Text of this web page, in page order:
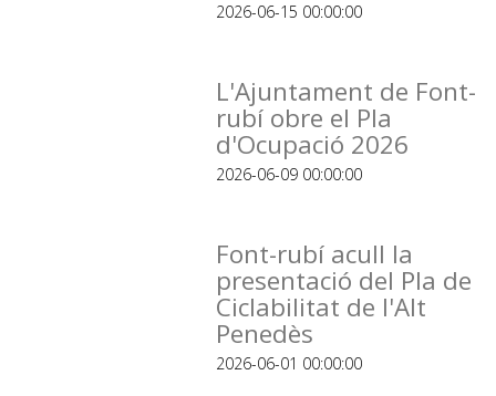
2026-06-15 00:00:00
L'Ajuntament de Font-
rubí obre el Pla
d'Ocupació 2026
2026-06-09 00:00:00
Font-rubí acull la
presentació del Pla de
Ciclabilitat de l'Alt
Penedès
2026-06-01 00:00:00